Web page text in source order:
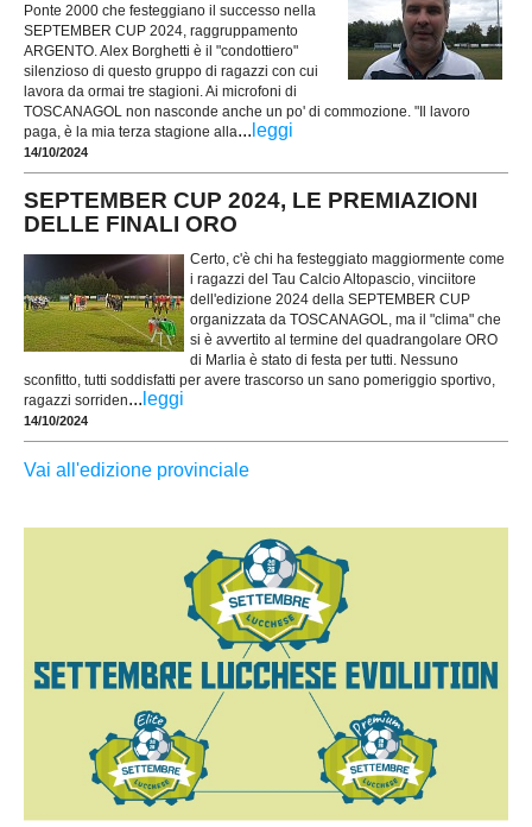
Ponte 2000 che festeggiano il successo nella
SEPTEMBER CUP 2024, raggruppamento
ARGENTO. Alex Borghetti è il "condottiero"
silenzioso di questo gruppo di ragazzi con cui
lavora da ormai tre stagioni. Ai microfoni di
TOSCANAGOL non nasconde anche un po' di commozione. "Il lavoro
paga, è la mia terza stagione alla... leggi
14/10/2024
SEPTEMBER CUP 2024, LE PREMIAZIONI
DELLE FINALI ORO
Certo, c'è chi ha festeggiato maggiormente come
i ragazzi del Tau Calcio Altopascio, vinciitore
dell'edizione 2024 della SEPTEMBER CUP
organizzata da TOSCANAGOL, ma il "clima" che
si è avvertito al termine del quadrangolare ORO
di Marlia è stato di festa per tutti. Nessuno
sconfitto, tutti soddisfatti per avere trascorso un sano pomeriggio sportivo,
ragazzi sorriden... leggi
14/10/2024
Vai all'edizione provinciale